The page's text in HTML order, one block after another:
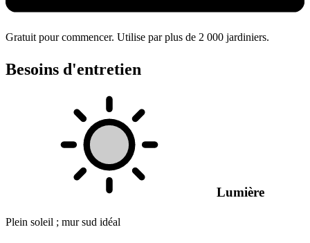
Gratuit pour commencer. Utilise par plus de 2 000 jardiniers.
Besoins d'entretien
Lumière
Plein soleil ; mur sud idéal